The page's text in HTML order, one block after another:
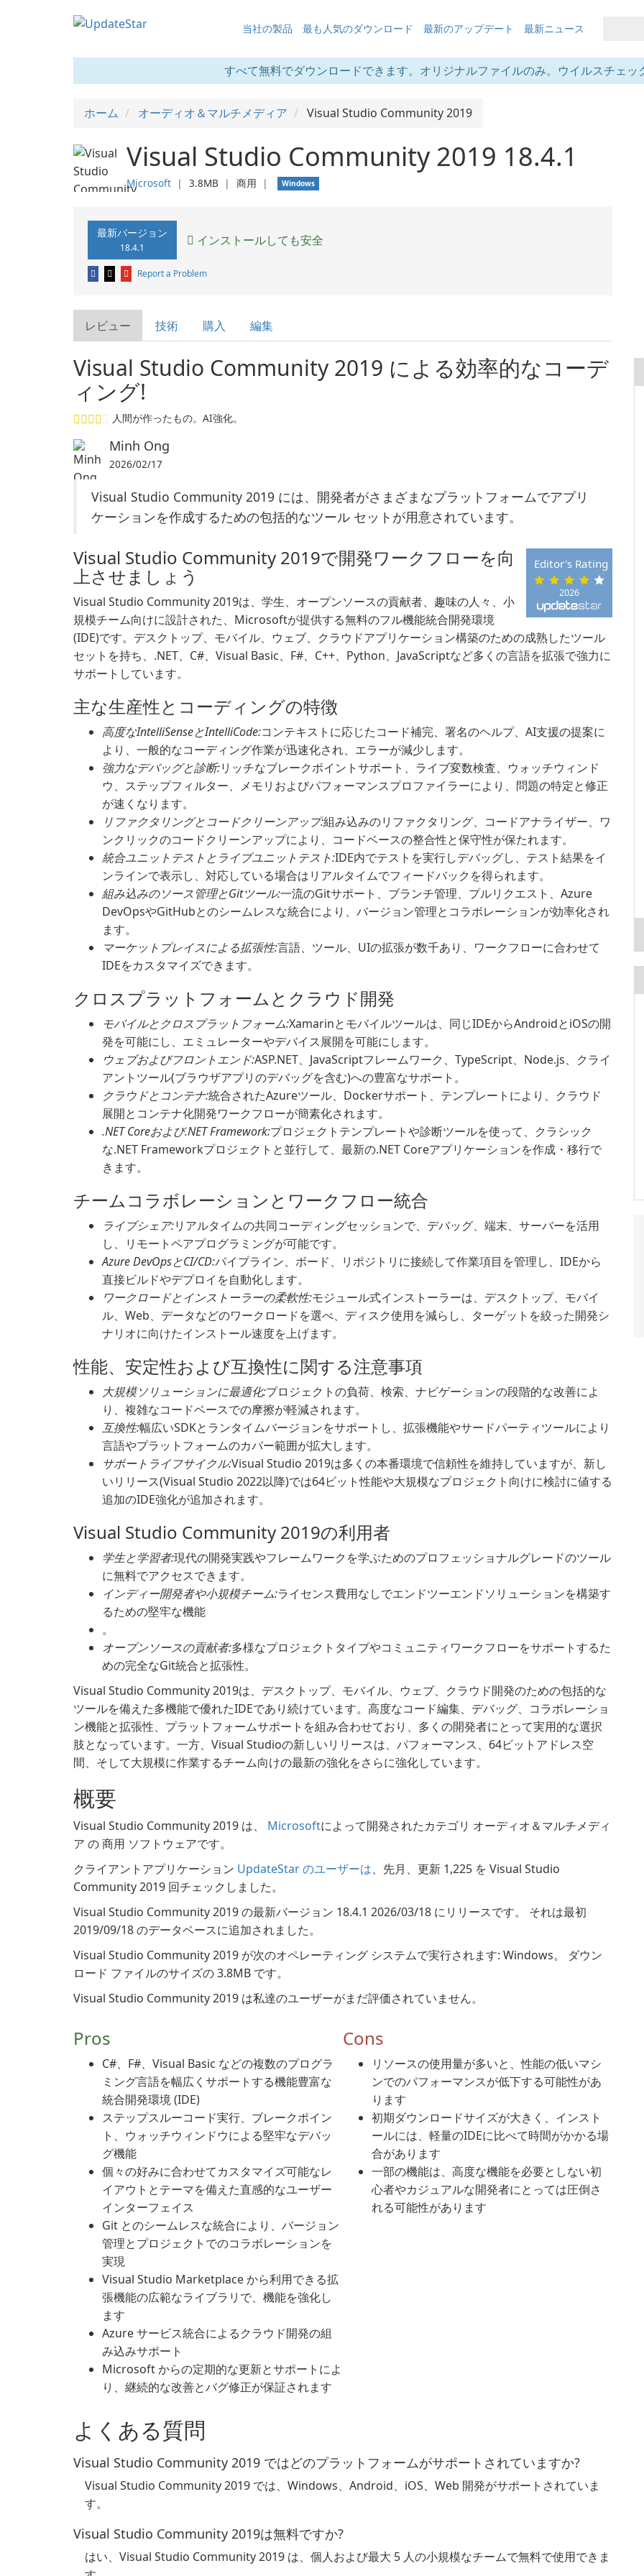
当社の製品 最も人気のダウンロード 最新のアップデート 最新ニュース
すべて無料でダウンロードできます。オリジナルファイルのみ。ウイルスチェッ
ホーム オーディオ＆マルチメディア Visual Studio Community 2019
Visual Studio Community 2019 18.4.1
Microsoft ❘ 3.8MB ❘ 商用 ❘ Windows
最新バージョン
18.4.1 インストールしても安全
Report a Problem
レビュー 技術 購入 編集
Visual Studio Community 2019 による効率的なコーデ
ィング!
人間が作ったもの。AI強化。
Minh Ong
2026/02/17
Visual Studio Community 2019 には、開発者がさまざまなプラットフォームでアプリ
ケーションを作成するための包括的なツール セットが用意されています。
2026
Editor's Rating
Visual Studio Community 2019で開発ワークフローを向
上させましょう
Visual Studio Community 2019は、学生、オープンソースの貢献者、趣味の人々、小
規模チーム向けに設計された、Microsoftが提供する無料のフル機能統合開発環境
(IDE)です。デスクトップ、モバイル、ウェブ、クラウドアプリケーション構築のための成熟したツール
セットを持ち、.NET、C#、Visual Basic、F#、C++、Python、JavaScriptなど多くの言語を拡張で強力に
サポートしています。
主な生産性とコーディングの特徴
高度なIntelliSenseとIntelliCode:コンテキストに応じたコード補完、署名のヘルプ、AI支援の提案に
より、一般的なコーディング作業が迅速化され、エラーが減少します。
強力なデバッグと診断:リッチなブレークポイントサポート、ライブ変数検査、ウォッチウィンド
ウ、ステップフィルター、メモリおよびパフォーマンスプロファイラーにより、問題の特定と修正
が速くなります。
リファクタリングとコードクリーンアップ:組み込みのリファクタリング、コードアナライザー、ワ
ンクリックのコードクリーンアップにより、コードベースの整合性と保守性が保たれます。
統合ユニットテストとライブユニットテスト:IDE内でテストを実行しデバッグし、テスト結果をイ
ンラインで表示し、対応している場合はリアルタイムでフィードバックを得られます。
組み込みのソース管理とGitツール:一流のGitサポート、ブランチ管理、プルリクエスト、Azure
DevOpsやGitHubとのシームレスな統合により、バージョン管理とコラボレーションが効率化され
ます。
マーケットプレイスによる拡張性:言語、ツール、UIの拡張が数千あり、ワークフローに合わせて
IDEをカスタマイズできます。
クロスプラットフォームとクラウド開発
モバイルとクロスプラットフォーム:Xamarinとモバイルツールは、同じIDEからAndroidとiOSの開
発を可能にし、エミュレーターやデバイス展開を可能にします。
ウェブおよびフロントエンド:ASP.NET、JavaScriptフレームワーク、TypeScript、Node.js、クライ
アントツール(ブラウザアプリのデバッグを含む)への豊富なサポート。
クラウドとコンテナ:統合されたAzureツール、Dockerサポート、テンプレートにより、クラウド
展開とコンテナ化開発ワークフローが簡素化されます。
.NET Coreおよび.NET Framework:プロジェクトテンプレートや診断ツールを使って、クラシック
な.NET Frameworkプロジェクトと並行して、最新の.NET Coreアプリケーションを作成・移行で
きます。
チームコラボレーションとワークフロー統合
ライブシェア:リアルタイムの共同コーディングセッションで、デバッグ、端末、サーバーを活用
し、リモートペアプログラミングが可能です。
Azure DevOpsとCI/CD:パイプライン、ボード、リポジトリに接続して作業項目を管理し、IDEから
直接ビルドやデプロイを自動化します。
ワークロードとインストーラーの柔軟性:モジュール式インストーラーは、デスクトップ、モバイ
ル、Web、データなどのワークロードを選べ、ディスク使用を減らし、ターゲットを絞った開発シ
ナリオに向けたインストール速度を上げます。
性能、安定性および互換性に関する注意事項
大規模ソリューションに最適化:プロジェクトの負荷、検索、ナビゲーションの段階的な改善によ
り、複雑なコードベースでの摩擦が軽減されます。
互換性:幅広いSDKとランタイムバージョンをサポートし、拡張機能やサードパーティツールにより
言語やプラットフォームのカバー範囲が拡大します。
サポートライフサイクル:Visual Studio 2019は多くの本番環境で信頼性を維持していますが、新し
いリリース(Visual Studio 2022以降)では64ビット性能や大規模なプロジェクト向けに検討に値する
追加のIDE強化が追加されます。
Visual Studio Community 2019の利用者
学生と学習者:現代の開発実践やフレームワークを学ぶためのプロフェッショナルグレードのツール
に無料でアクセスできます。
インディー開発者や小規模チーム:ライセンス費用なしでエンドツーエンドソリューションを構築す
るための堅牢な機能
。
オープンソースの貢献者:多様なプロジェクトタイプやコミュニティワークフローをサポートするた
めの完全なGit統合と拡張性。
Visual Studio Community 2019は、デスクトップ、モバイル、ウェブ、クラウド開発のための包括的な
ツールを備えた多機能で優れたIDEであり続けています。高度なコード編集、デバッグ、コラボレーショ
ン機能と拡張性、プラットフォームサポートを組み合わせており、多くの開発者にとって実用的な選択
肢となっています。一方、Visual Studioの新しいリリースは、パフォーマンス、64ビットアドレス空
間、そして大規模に作業するチーム向けの最新の強化をさらに強化しています。
概要
Visual Studio Community 2019 は、 Microsoftによって開発されたカテゴリ オーディオ＆マルチメディ
ア の 商用 ソフトウェアです。
クライアントアプリケーション UpdateStar のユーザーは、先月、更新 1,225 を Visual Studio
Community 2019 回チェックしました。
Visual Studio Community 2019 の最新バージョン 18.4.1 2026/03/18 にリリースです。 それは最初
2019/09/18 のデータベースに追加されました。
Visual Studio Community 2019 が次のオペレーティング システムで実行されます: Windows。 ダウン
ロード ファイルのサイズの 3.8MB です。
Visual Studio Community 2019 は私達のユーザーがまだ評価されていません。
Pros
C#、F#、Visual Basic などの複数のプログラ
ミング言語を幅広くサポートする機能豊富な
統合開発環境 (IDE)
ステップスルーコード実行、ブレークポイン
ト、ウォッチウィンドウによる堅牢なデバッ
グ機能
個々の好みに合わせてカスタマイズ可能なレ
イアウトとテーマを備えた直感的なユーザー
インターフェイス
Git とのシームレスな統合により、バージョン
管理とプロジェクトでのコラボレーションを
実現
Visual Studio Marketplace から利用できる拡
張機能の広範なライブラリで、機能を強化し
ます
Azure サービス統合によるクラウド開発の組
み込みサポート
Microsoft からの定期的な更新とサポートによ
り、継続的な改善とバグ修正が保証されます
Cons
リソースの使用量が多いと、性能の低いマシ
ンでのパフォーマンスが低下する可能性があ
ります
初期ダウンロードサイズが大きく、インスト
ールには、軽量のIDEに比べて時間がかかる場
合があります
一部の機能は、高度な機能を必要としない初
心者やカジュアルな開発者にとっては圧倒さ
れる可能性があります
よくある質問
Visual Studio Community 2019 ではどのプラットフォームがサポートされていますか?
Visual Studio Community 2019 では、Windows、Android、iOS、Web 開発がサポートされていま
す。
Visual Studio Community 2019は無料ですか?
はい、Visual Studio Community 2019 は、個人および最大 5 人の小規模なチームで無料で使用できま